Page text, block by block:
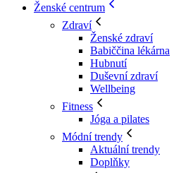
Ženské centrum
Zdraví
Ženské zdraví
Babiččina lékárna
Hubnutí
Duševní zdraví
Wellbeing
Fitness
Jóga a pilates
Módní trendy
Aktuální trendy
Doplňky